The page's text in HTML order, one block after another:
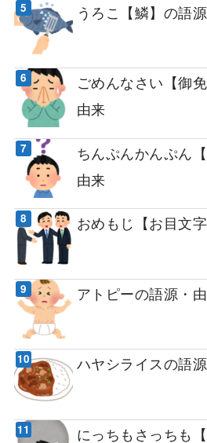
うろこ【鱗】の語
ごめんなさい【御
由来
ちんぷんかんぷん
由来
おめもじ【お目文
アトピーの語源・
ハヤシライスの語
にっちもさっちも